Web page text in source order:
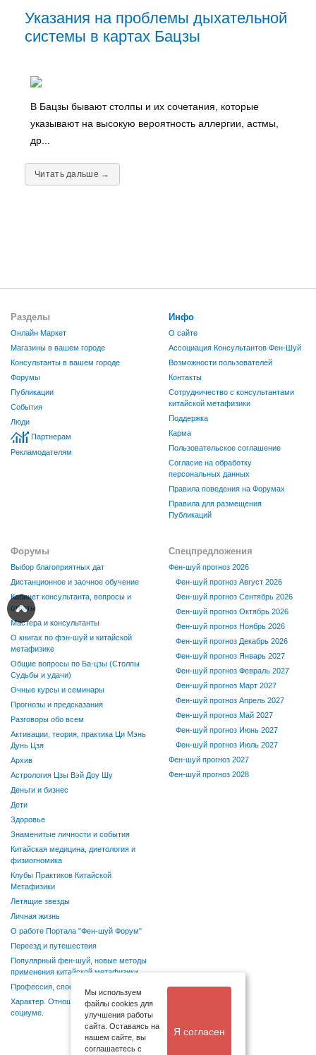
Указания на проблемы дыхательной
системы в картах Бацзы
В Бацзы бывают столпы и их сочетания, которые
указывают на высокую вероятность аллергии, астмы,
др...
Читать дальше →
Разделы
Онлайн Маркет
Магазины в вашем городе
Консультанты в вашем городе
Форумы
Публикации
События
Люди
Партнерам
Рекламодателям
Инфо
О сайте
Ассоциация Консультантов Фен-Шуй
Возможности пользователей
Контакты
Сотрудничество с консультантами
китайской метафизики
Поддержка
Карма
Пользовательское соглашение
Согласие на обработку
персональных данных
Правила поведения на Форумах
Правила для размещения
Публикаций
Форумы
Выбор благоприятных дат
Дистанционное и заочное обучение
Кабинет консультанта, вопросы и
ответы
Мастера и консультанты
О книгах по фэн-шуй и китайской
метафизике
Общие вопросы по Ба-цзы (Столпы
Судьбы и удачи)
Очные курсы и семинары
Прогнозы и предсказания
Разговоры обо всем
Активации, теория, практика Ци Мэнь
Дунь Цзя
Архив
Астрология Цзы Вэй Доу Шу
Деньги и бизнес
Дети
Здоровье
Знаменитые личности и события
Китайская медицина, диетология и
физиогномика
Клубы Практиков Китайской
Метафизики
Летящие звезды
Личная жизнь
О работе Портала "Фен-шуй Форум"
Переезд и путешествия
Популярный фен-шуй, новые методы
применения китайской метафизики
Профессия, способности, хобби
Характер. Отношения в семье и
социуме.
Спецпредложения
Фен-шуй прогноз 2026
Фен-шуй прогноз Август 2026
Фен-шуй прогноз Сентябрь 2026
Фен-шуй прогноз Октябрь 2026
Фен-шуй прогноз Ноябрь 2026
Фен-шуй прогноз Декабрь 2026
Фен-шуй прогноз Январь 2027
Фен-шуй прогноз Февраль 2027
Фен-шуй прогноз Март 2027
Фен-шуй прогноз Апрель 2027
Фен-шуй прогноз Май 2027
Фен-шуй прогноз Июнь 2027
Фен-шуй прогноз Июль 2027
Фен-шуй прогноз 2027
Фен-шуй прогноз 2028
Мы используем
файлы cookies для
улучшения работы
сайта. Оставаясь на
нашем сайте, вы
соглашаетесь с
Я согласен